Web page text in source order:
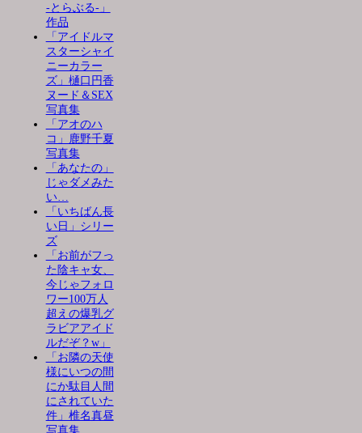
-とらぶる-」
作品
「アイドルマ
スターシャイ
ニーカラー
ズ」樋口円香
ヌード＆SEX
写真集
「アオのハ
コ」鹿野千夏
写真集
「あなたの」
じゃダメみた
い…
「いちばん長
い日」シリー
ズ
「お前がフっ
た陰キャ女、
今じゃフォロ
ワー100万人
超えの爆乳グ
ラビアアイド
ルだぞ？w」
「お隣の天使
様にいつの間
にか駄目人間
にされていた
件」椎名真昼
写真集